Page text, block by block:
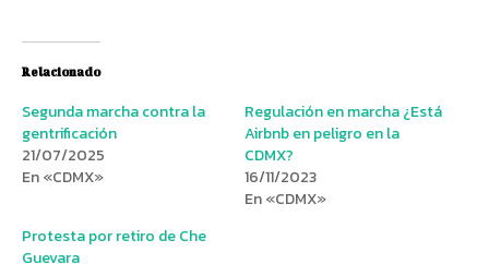
Relacionado
Segunda marcha contra la
gentrificación
21/07/2025
En «CDMX»
Regulación en marcha ¿Está
Airbnb en peligro en la
CDMX?
16/11/2023
En «CDMX»
Protesta por retiro de Che
Guevara